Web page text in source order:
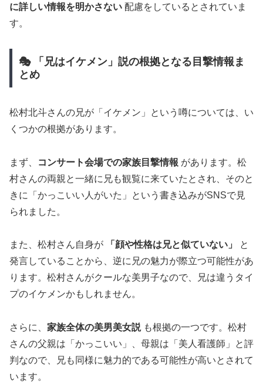
に詳しい情報を明かさない 配慮をしているとされていま
す。
🎭 「兄はイケメン」説の根拠となる目撃情報ま
とめ
松村北斗さんの兄が「イケメン」という噂については、い
くつかの根拠があります。
まず、 コンサート会場での家族目撃情報 があります。松
村さんの両親と一緒に兄も観覧に来ていたとされ、そのと
きに「かっこいい人がいた」という書き込みがSNSで見
られました。
また、松村さん自身が 「顔や性格は兄と似ていない」
と
発言していることから、逆に兄の魅力が際立つ可能性があ
ります。松村さんがクールな美男子なので、兄は違うタイ
プのイケメンかもしれません。
さらに、 家族全体の美男美女説も根拠の一つです。松村
さんの父親は「かっこいい」、母親は「美人看護師」と評
判なので、兄も同様に魅力的である可能性が高いとされて
います。